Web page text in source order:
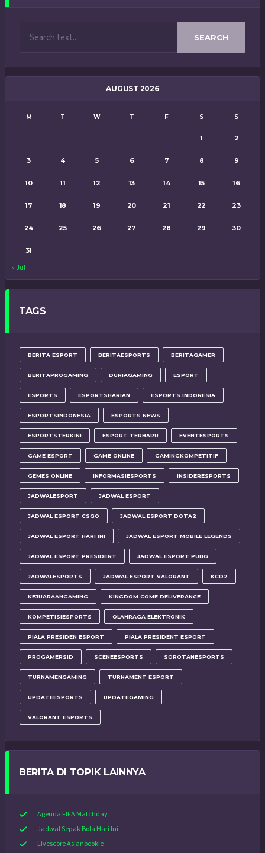
SEARCH
AUGUST 2026
M T W T F S S
1 2
3 4 5 6 7 8 9
10 11 12 13 14 15 16
17 18 19 20 21 22 23
24 25 26 27 28 29 30
31
« Jul
TAGS
BERITA ESPORT BERITAESPORTS BERITAGAMER
BERITAPROGAMING DUNIAGAMING ESPORT
ESPORTS ESPORTSHARIAN ESPORTS INDONESIA
ESPORTSINDONESIA ESPORTS NEWS
ESPORTSTERKINI ESPORT TERBARU EVENTESPORTS
GAME ESPORT GAME ONLINE GAMINGKOMPETITIF
GEMES ONLINE INFORMASIESPORTS INSIDERESPORTS
JADWALESPORT JADWAL ESPORT
JADWAL ESPORT CSGO JADWAL ESPORT DOTA2
JADWAL ESPORT HARI INI JADWAL ESPORT MOBILE LEGENDS
JADWAL ESPORT PRESIDENT JADWAL ESPORT PUBG
JADWALESPORTS JADWAL ESPORT VALORANT KCD2
KEJUARAANGAMING KINGDOM COME DELIVERANCE
KOMPETISIESPORTS OLAHRAGA ELEKTRONIK
PIALA PRESIDEN ESPORT PIALA PRESIDENT ESPORT
PROGAMERSID SCENEESPORTS SOROTANESPORTS
TURNAMENGAMING TURNAMENT ESPORT
UPDATEESPORTS UPDATEGAMING
VALORANT ESPORTS
BERITA DI TOPIK LAINNYA
Agenda FIFA Matchday
Jadwal Sepak Bola Hari Ini
Livescore Asianbookie